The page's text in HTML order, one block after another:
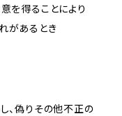
を得ることにより
があるとき
、偽りその他不正の